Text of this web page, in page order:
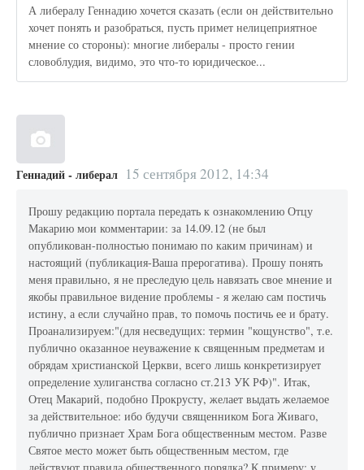
А либералу Геннадию хочется сказать (если он действительно
хочет понять и разобраться, пусть примет нелицеприятное
мнение со стороны): многие либералы - просто гении
словоблудия, видимо, это что-то юридическое...
Геннадий - либерал 15 сентября 2012, 14:34
Прошу редакцию портала передать к ознакомлению Отцу
Макарию мои комментарии: за 14.09.12 (не был
опубликован-полностью понимаю по каким причинам) и
настоящий (публикация-Ваша прерогатива). Прошу понять
меня правильно, я не преследую цель навязать свое мнение и
якобы правильное видение проблемы - я желаю сам постичь
истину, а если случайно прав, то помочь постичь ее и брату.
Проанализируем:"(для несведущих: термин "кощунство", т.е.
публично оказанное неуважение к священным предметам и
обрядам христианской Церкви, всего лишь конкретизирует
определение хулиганства согласно ст.213 УК РФ)". Итак,
Отец Макарий, подобно Прокрусту, желает выдать желаемое
за действительное: ибо будучи священником Бога Живаго,
публично признает Храм Бога общественным местом. Разве
Святое место может быть общественным местом, где